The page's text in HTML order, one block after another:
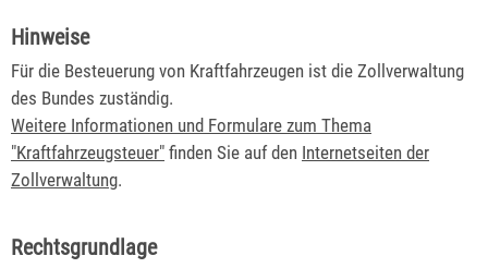
Hinweise
Für die Besteuerung von Kraftfahrzeugen ist die Zollverwaltung
des Bundes zuständig.
Weitere Informationen und Formulare zum Thema
"Kraftfahrzeugsteuer" finden Sie auf den Internetseiten der
Zollverwaltung.
Rechtsgrundlage